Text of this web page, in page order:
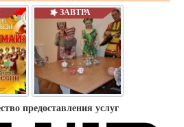
ЗАВТРА
предоставления услуг